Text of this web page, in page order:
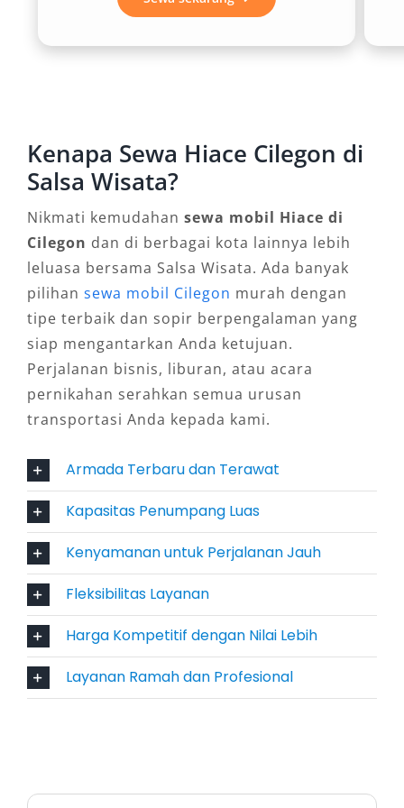
kendaraan, biaya bahan bakar, tol, dan jasa
sopir menjadi lebih efisien, sehingga anggaran
4. Fleksibilitas Layanan Sesuai
Kebutuhan
Penyedia rental mobil Hiace Cilegon umumnya
menawarkan opsi dengan sopir profesional
untuk perjalanan santai tanpa repot, atau
lepas kunci bagi yang ingin mengemudi sendiri.
Durasi sewa juga fleksibel, mulai dari harian,
bulanan, hingga layanan antar jemput dari titik
keberangkatan seperti Bandara Soekarno–
Hatta.
Perjalanan
Hiace tidak hanya ideal untuk keperluan
wisata. Banyak perusahaan di Cilegon
memanfaatkannya untuk antar jemput
karyawan, perjalanan dinas, atau kunjungan ke
proyek. Sementara bagi keluarga, kendaraan
ini cocok untuk acara pernikahan, liburan, atau
mudik dengan membawa banyak anggota
keluarga.
Kredibilitas penyedia jasa sewa mobil Hiace
Kenapa Sewa Hiace Cilegon di
Salsa Wisata?
Nikmati kemudahan sewa mobil Hiace di
Cilegon dan di berbagai kota lainnya lebih
leluasa bersama Salsa Wisata. Ada banyak
pilihan sewa mobil Cilegon murah dengan
tipe terbaik dan sopir berpengalaman yang
siap mengantarkan Anda ketujuan.
Perjalanan bisnis, liburan, atau acara
pernikahan serahkan semua urusan
transportasi Anda kepada kami.
Armada Terbaru dan Terawat
Kapasitas Penumpang Luas
Kenyamanan untuk Perjalanan Jauh
Fleksibilitas Layanan
Harga Kompetitif dengan Nilai Lebih
Layanan Ramah dan Profesional